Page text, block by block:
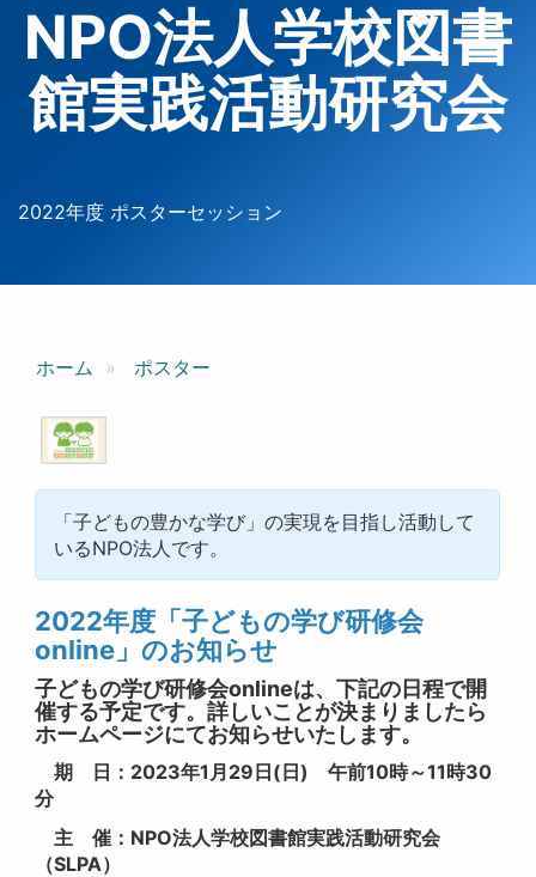
NPO法人学校図書
館実践活動研究会
2022年度 ポスターセッション
ホーム ポスター
「子どもの豊かな学び」の実現を目指し活動して
いるNPO法人です。
2022年度「子どもの学び研修会
online」のお知らせ
子どもの学び研修会onlineは、下記の日程で開
催する予定です。詳しいことが決まりましたら
ホームページにてお知らせいたします。
期 日：2023年1月29日(日) 午前10時～11時30
分
主 催：NPO法人学校図書館実践活動研究会
（SLPA）